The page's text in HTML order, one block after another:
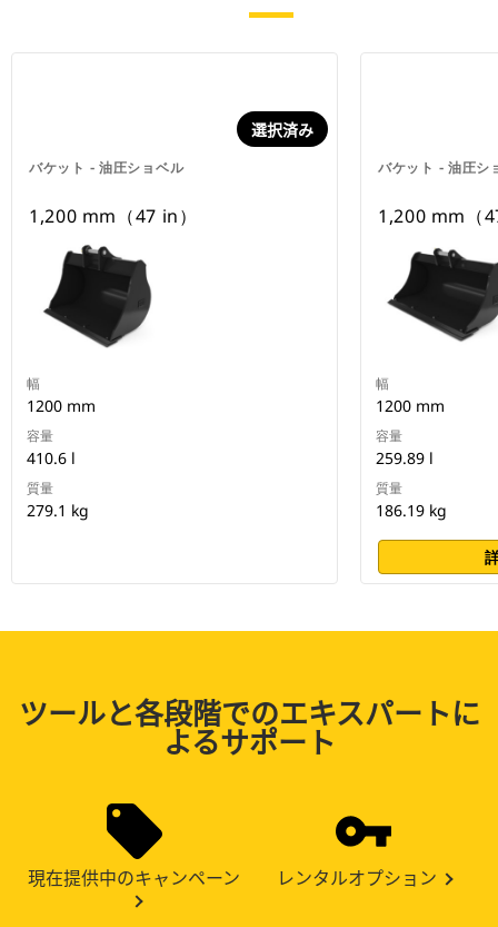
バケット - 油圧ショベル
選択済み
1,200 mm（47 in）
幅
1200 mm
容量
410.6 l
質量
279.1 kg
バケット - 油圧シ
1,200 mm（
幅
1200 mm
容量
259.89 l
質量
186.19 kg
ツールと各段階でのエキスパートに
よるサポート
現在提供中のキャンペーン レンタルオプション